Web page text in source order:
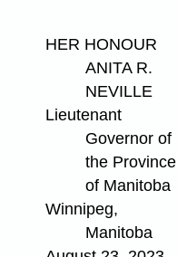
HER HONOUR
ANITA R.
NEVILLE
Lieutenant
Governor of
the Province
of Manitoba
Winnipeg,
Manitoba